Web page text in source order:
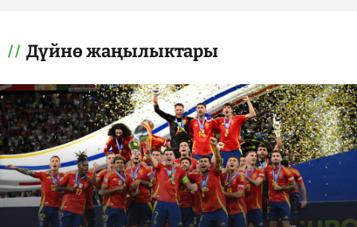
Дүйнө жаңылыктары